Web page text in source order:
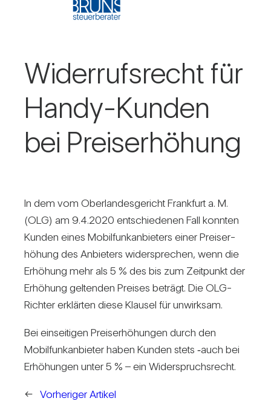
Wider­rufs­recht für
Handy-Kunden
bei Preis­er­hö­hung
In dem vom Ober­lan­des­ge­richt Frank­furt a. M.
(OLG) am 9.4.2020 ent­schie­denen Fall konnten
Kunden eines Mobil­funk­an­bie­ters einer Preis­er­
hö­hung des Anbie­ters wider­spre­chen, wenn die
Erhö­hung mehr als 5 % des bis zum Zeit­punkt der
Erhö­hung gel­tenden Preises beträgt. Die OLG-
Richter erklärten diese Klausel für unwirksam.
Bei ein­sei­tigen Preis­er­hö­hungen durch den
Mobil­funk­an­bieter haben Kunden stets ‑auch bei
Erhö­hungen unter 5 % – ein Wider­spruchs­recht.
← Vorheriger Artikel